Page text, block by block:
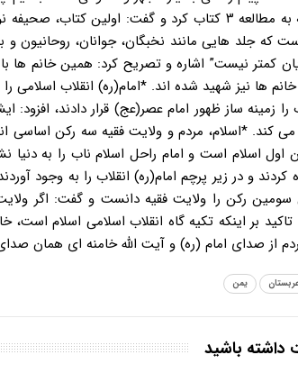
دفتر تبیان درد ۵۰ جلد است که جلد هایی مانند نخبگان،
کمتر نیست” اشاره و تصریح کرد: همین خانم
کردند و ۶ هزار نفر از خانم ها نیز شهید شده اند. *امام(ره)
را زمینه ساز ظهور امام عصر(عج) قرار دادند،
می کند. *اسلام، مردم و ولایت فقیه سه رکن اساسی
اول اسلام است و امام راحل اسلام ناب را به
کردند و در زیر پرچم امام(ره) انقلاب را به وجود
رکن را ولایت فقیه دانست و گفت: اگر
بر اینکه تکیه گاه انقلاب اسلامی اسلام است،
از صدای امام (ره) و آیت الله خامنه ای همان
یمن
باشید